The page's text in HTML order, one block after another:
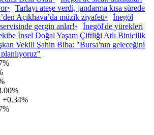
•
Tarlayı ateşe verdi, jandarma kısa sürede
Açıkhava’da müzik ziyafeti•
İnegöl
gergin anlar!•
İnegöl'de yürekleri
İnsel Doğal Yaşam Çiftliği Atlı Binicilik
Vekili Şahin Biba: "Bursa'nın geleceğini
+0.34%